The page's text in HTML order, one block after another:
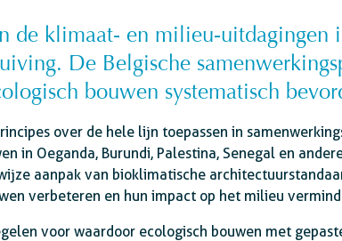
de klimaat- en milieu-uitdagingen
De Belgische
bouwen systematisch
over de hele lijn toepassen in
in Oeganda, Burundi, Palestina, Senegal en
aanpak van bioklimatische
verbeteren en hun impact op het milieu
voor waardoor ecologisch bouwen met